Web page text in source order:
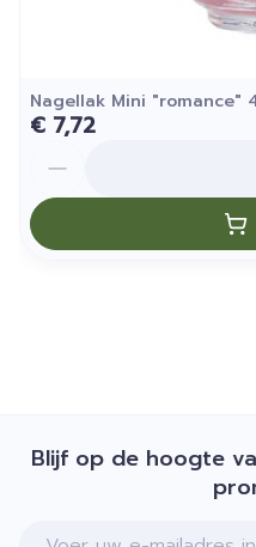
Nagellak Mini "romance"
€ 7,72
Blijf op de hoogte
E-mail adres